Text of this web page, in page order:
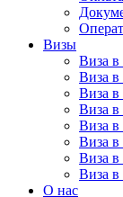
Визы
Виза
Виза
Виза
Виза
Виза
Виза
Виза
Виза
О нас